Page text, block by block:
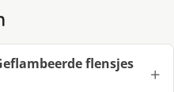
flensjes